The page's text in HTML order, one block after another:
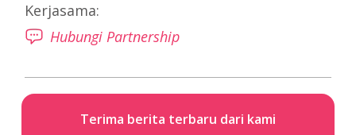
Kerjasama:
Hubungi Partnership
Terima berita terbaru dari kami